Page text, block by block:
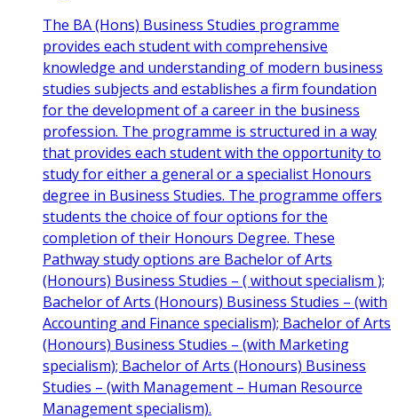
The BA (Hons) Business Studies programme
provides each student with comprehensive
knowledge and understanding of modern business
studies subjects and establishes a firm foundation
for the development of a career in the business
profession. The programme is structured in a way
that provides each student with the opportunity to
study for either a general or a specialist Honours
degree in Business Studies. The programme offers
students the choice of four options for the
completion of their Honours Degree. These
Pathway study options are Bachelor of Arts
(Honours) Business Studies – ( without specialism );
Bachelor of Arts (Honours) Business Studies – (with
Accounting and Finance specialism); Bachelor of Arts
(Honours) Business Studies – (with Marketing
specialism); Bachelor of Arts (Honours) Business
Studies – (with Management – Human Resource
Management specialism).